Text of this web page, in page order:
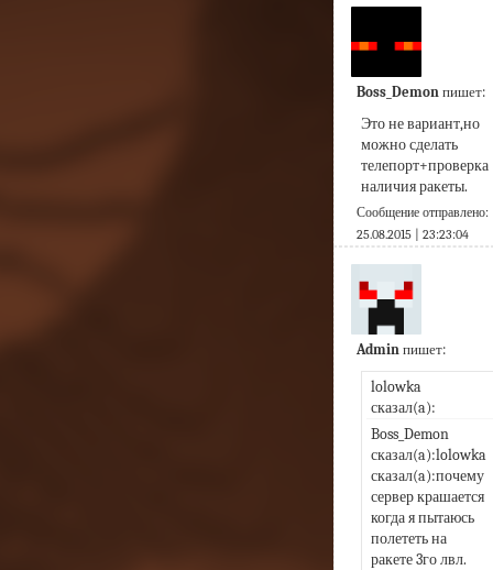
Boss_Demon пишет:
Это не вариант,но
можно сделать
телепорт+проверка
наличия ракеты.
Сообщение отправлено:
25.08.2015 | 23:23:04
Admin пишет:
lolowka
сказал(a):
Boss_Demon
сказал(a):lolowka
сказал(a):почему
сервер крашается
когда я пытаюсь
полететь на
ракете 3го лвл.